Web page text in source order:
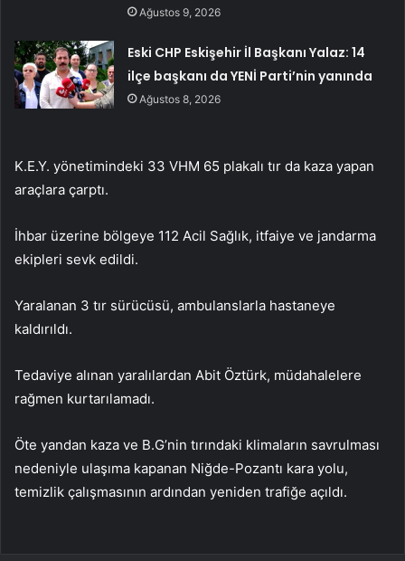
Ağustos 9, 2026
Eski CHP Eskişehir İl Başkanı Yalaz: 14
ilçe başkanı da YENİ Parti’nin yanında
Ağustos 8, 2026
K.E.Y. yönetimindeki 33 VHM 65 plakalı tır da kaza yapan
araçlara çarptı.
İhbar üzerine bölgeye 112 Acil Sağlık, itfaiye ve jandarma
ekipleri sevk edildi.
Yaralanan 3 tır sürücüsü, ambulanslarla hastaneye
kaldırıldı.
Tedaviye alınan yaralılardan Abit Öztürk, müdahalelere
rağmen kurtarılamadı.
Öte yandan kaza ve B.G’nin tırındaki klimaların savrulması
nedeniyle ulaşıma kapanan Niğde-Pozantı kara yolu,
temizlik çalışmasının ardından yeniden trafiğe açıldı.